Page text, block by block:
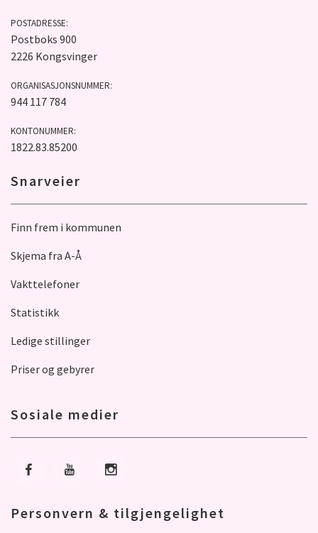
POSTADRESSE:
Postboks 900
2226 Kongsvinger
ORGANISASJONSNUMMER:
944 117 784
KONTONUMMER:
1822.83.85200
Snarveier
Finn frem i kommunen
Skjema fra A-Å
Vakttelefoner
Statistikk
Ledige stillinger
Priser og gebyrer
Sosiale medier
Gå til Facebook
Gå til YoutubeGå til Instagram
Personvern & tilgjengelighet